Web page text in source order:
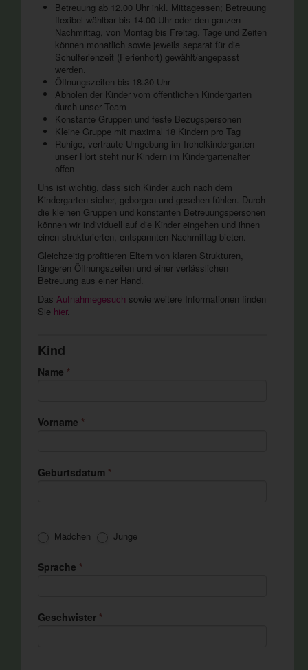
Betreuung ab 12.00 Uhr inkl. Mittagessen; Betreuung
flexibel wählbar bis 14.00 Uhr oder den ganzen
Nachmittag, von Montag bis Freitag. Tage und Zeiten
können monatlich sowie jeweils separat für die
Schulferienzeit (Ferienhort) gewählt/angepasst
werden.
Öffnungszeiten bis 18.30 Uhr
Abholen der Kinder vom öffentlichen Kindergarten
durch unser Team
Konstante Gruppen und feste Bezugspersonen
Kleine Gruppe mit maximal 18 Kindern pro Tag
Ruhige, vertraute Umgebung im Irchelkindergarten –
unser Hort steht nur Kindern im Kindergartenalter
offen
Uns ist wichtig, dass sich Kinder auch nach dem
Kindergarten sicher, geborgen und gesehen fühlen. Durch
die kleinen Gruppen und konstanten Betreuungspersonen
können wir individuell auf die Kinder eingehen und ihnen
einen strukturierten, entspannten Nachmittag bieten.
Gleichzeitig profitieren Eltern von klaren Strukturen,
längeren Öffnungszeiten und einer verlässlichen
Betreuung aus einer Hand.
Das Aufnahmegesuch sowie weitere Informationen finden
Sie hier.
Kind
Name *
Vorname *
Geburtsdatum *
Mädchen Junge
Sprache *
Geschwister *